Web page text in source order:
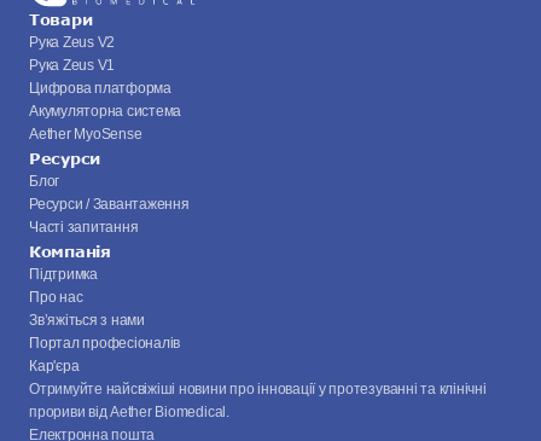
Товари
Рука Zeus V2
Рука Zeus V1
Цифрова платформа
Акумуляторна система
Aether MyoSense
Ресурси
Блог
Ресурси / Завантаження
Часті запитання
Компанія
Підтримка
Про нас
Зв’яжіться з нами
Портал професіоналів
Кар'єра
Отримуйте найсвіжіші новини про інновації у протезуванні та клінічні
прориви від Aether Biomedical.
Електронна пошта